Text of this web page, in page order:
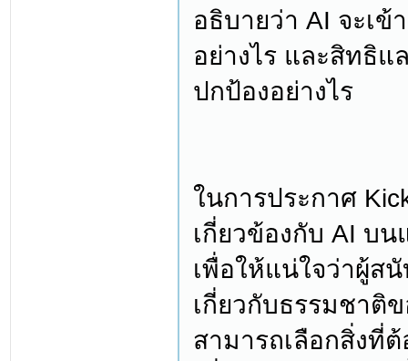
อธิบายว่า AI จะเ
อย่างไร และสิทธิแ
ปกป้องอย่างไร
ในการประกาศ
เกี่ยวข้องกับ AI บ
เพื่อให้แน่ใจว่าผู้ส
เกี่ยวกับธรรมชาติ
สามารถเลือกสิ่งที่